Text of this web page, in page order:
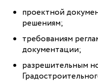
проектной
решениям;
требованиям
документации;
разрешительным